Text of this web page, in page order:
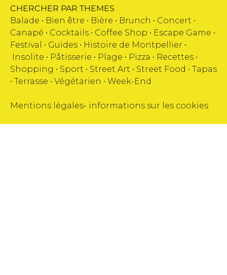
CHERCHER PAR THEMES
Balade • Bien être • Bière • Brunch • Concert •
Canapé • Cocktails • Coffee Shop • Escape Game •
Festival
• Guides • Histoire de Montpellier •
Insolite • Pâtisserie • Plage • Pizza • Recettes •
Shopping • Sport • Street Art • Street Food • Tapas
• Terrasse • Végétarien • Week-End
Mentions légales- informations sur les cookies